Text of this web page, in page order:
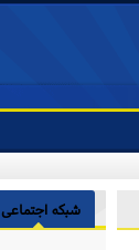
شبکه اجتماعی